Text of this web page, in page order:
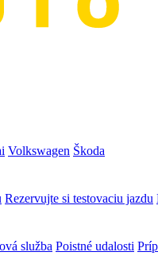
Volkswagen Škoda
Rezervujte si testovaciu jazdu
služba Poistné udalosti